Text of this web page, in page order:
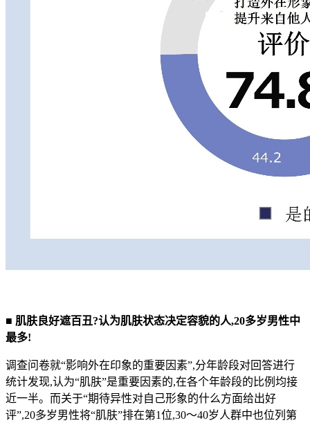
■ 肌肤良好遮百丑?认为肌肤状态决定容貌的人,20多岁男性中
最多!
调查问卷就“影响外在印象的重要因素”,分年龄段对回答进行
统计发现,认为“肌肤”是重要因素的,在各个年龄段的比例均接
近一半。而关于“期待异性对自己形象的什么方面给出好
评”,20多岁男性将“肌肤”排在第1位,30～40岁人群中也位列第